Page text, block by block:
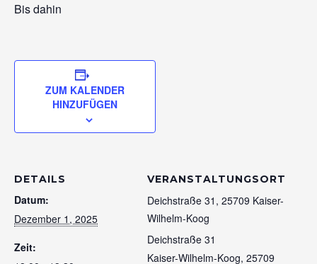
Bis dahin
ZUM KALENDER
HINZUFÜGEN
DETAILS
Datum:
Dezember 1, 2025
Zeit:
VERANSTALTUNGSORT
Deichstraße 31, 25709 Kaiser-
Wilhelm-Koog
Deichstraße 31
Kaiser-Wilhelm-Koog, 25709